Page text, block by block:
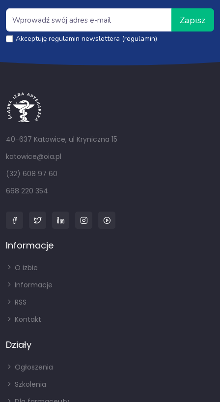
Zapisz
Akceptuję regulamin newslettera (regulamin)
40-637 Katowice, ul Kryniczna 15
katowice@oia.pl
(32) 608 97 60
668 220 354
Informacje
O izbie
Informacje
RSS
Kontakt
Działy
Ogłoszenia
Szkolenia